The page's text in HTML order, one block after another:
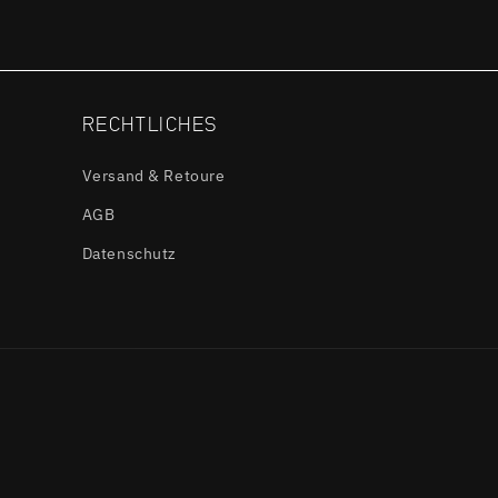
RECHTLICHES
Versand & Retoure
AGB
Datenschutz